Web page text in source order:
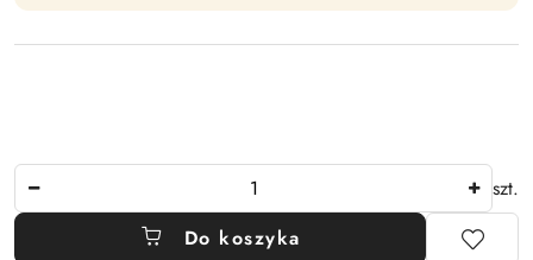
szt.
Do koszyka